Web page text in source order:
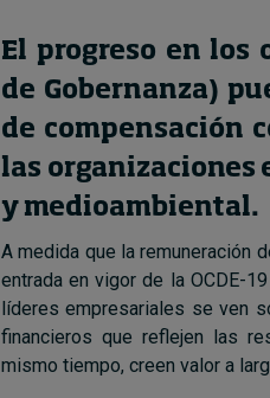
El progreso en los
de Gobernanza)
de compensación
las organizaciones
y medioambiental.
A medida que la remuneración
entrada en vigor de la OCDE-
líderes empresariales se ven
financieros que reflejen las
mismo tiempo, creen valor a